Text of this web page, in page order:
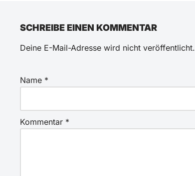
SCHREIBE EINEN KOMMENTAR
Deine E-Mail-Adresse wird nicht veröffentlicht.
Name *
Kommentar *